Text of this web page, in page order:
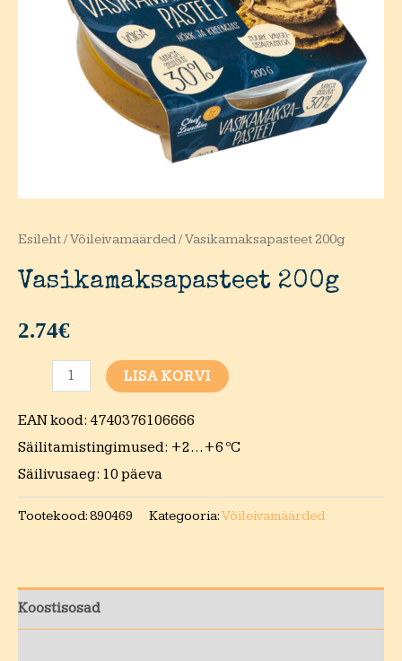
Esileht/Võileivamäärded/ Vasikamaksapasteet 200g
Vasikamaksapasteet 200g
2.74€
Vasikamaksapasteet
kogus
LISA KORVI
EAN kood: 4740376106666
Säilitamistingimused: +2…+6 ºC
Säilivusaeg: 10 päeva
Tootekood:890469 Kategooria:Võileivamäärded
Koostisosad